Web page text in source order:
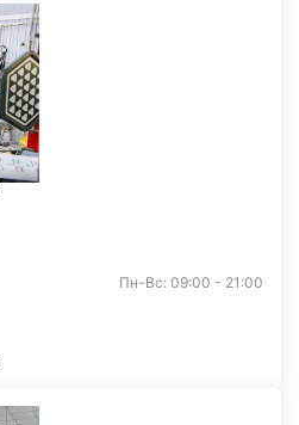
Пн-Вс: 09:00 - 21:00